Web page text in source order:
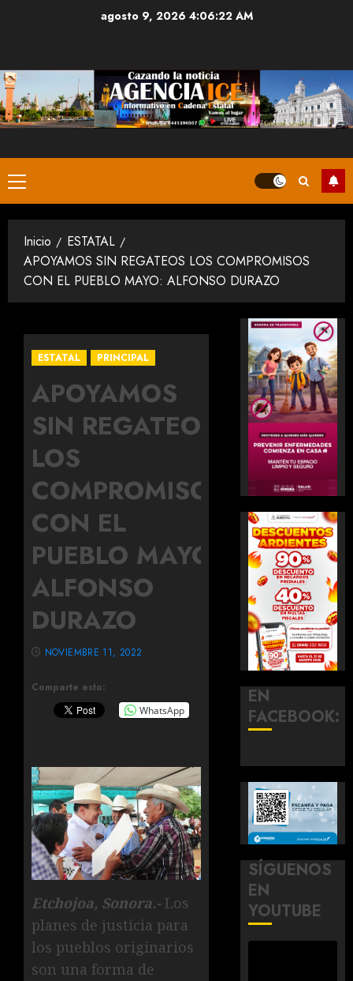
agosto 9, 2026 4:06:23 AM
Menú
principal
Inicio
ESTATAL
APOYAMOS SIN REGATEOS LOS COMPROMISOS
CON EL PUEBLO MAYO: ALFONSO DURAZO
ESTATAL PRINCIPAL
APOYAMOS
SIN REGATEOS
LOS
COMPROMISOS
CON EL
PUEBLO MAYO:
ALFONSO
DURAZO
Comparte esto:
WhatsApp
NOVIEMBRE 11, 2022
Etchojoa, Sonora.- Los
planes de justicia para
los pueblos originarios
son una forma de
EN
FACEBOOK:
SÍGUENOS
EN
YOUTUBE